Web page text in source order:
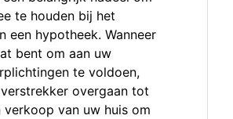
te houden bij het
een hypotheek. Wanneer
bent om aan uw
te voldoen,
overgaan tot
verkoop van uw huis om